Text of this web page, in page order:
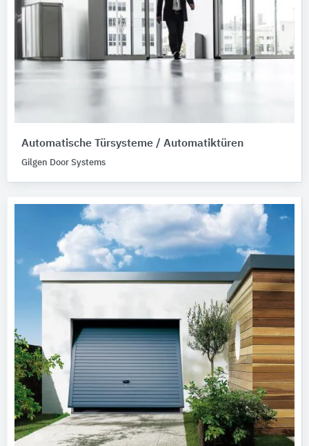
Automatische Türsysteme / Automatiktüren
Gilgen Door Systems